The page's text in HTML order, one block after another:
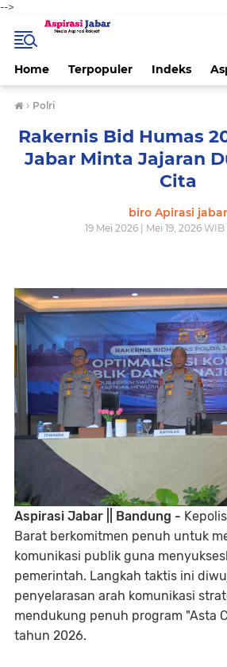
-->
Home Terpopuler Indeks
› Polri
‎Rakernis Bid Humas
Jabar Minta Jajaran
Cita
biro Apirasi jabar
19 Mei 2026 | Mei 19, 2026 WIB |
‎Aspirasi Jabar || Bandung -
Barat berkomitmen penuh untuk
komunikasi publik guna
pemerintah. Langkah taktis ini
penyelarasan arah komunikasi
mendukung penuh program "Asta
tahun 2026.